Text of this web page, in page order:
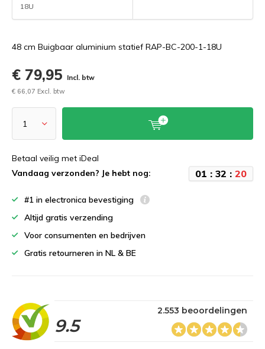
18U
48 cm Buigbaar aluminium statief RAP-BC-200-1-18U
€ 79,95
Incl. btw
€ 66,07 Excl. btw
Betaal veilig met iDeal
Vandaag verzonden? Je hebt nog:
01 : 32 : 20
#1 in electronica bevestiging
Altijd gratis verzending
Voor consumenten en bedrijven
Gratis retourneren in NL & BE
9.5
2.553 beoordelingen